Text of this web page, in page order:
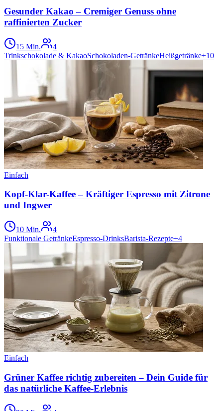
Gesunder Kakao – Cremiger Genuss ohne
raffinierten Zucker
15 Min.
4
Trinkschokolade & KakaoSchokoladen-GetränkeHeißgetränke+10
Einfach
Kopf-Klar-Kaffee – Kräftiger Espresso mit Zitrone
und Ingwer
10 Min.
4
Funktionale GetränkeEspresso-DrinksBarista-Rezepte+4
Einfach
Grüner Kaffee richtig zubereiten – Dein Guide für
das natürliche Kaffee-Erlebnis